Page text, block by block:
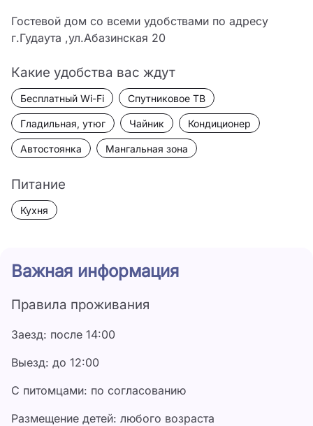
Гостевой дом со всеми удобствами по адресу
г.Гудаута ,ул.Абазинская 20
Какие удобства вас ждут
Бесплатный Wi-Fi Спутниковое ТВ
Гладильная, утюг Чайник Кондиционер
Автостоянка Мангальная зона
Питание
Кухня
Важная информация
Правила проживания
Заезд: после 14:00
Выезд: до 12:00
С питомцами: по согласованию
Размещение детей: любого возраста